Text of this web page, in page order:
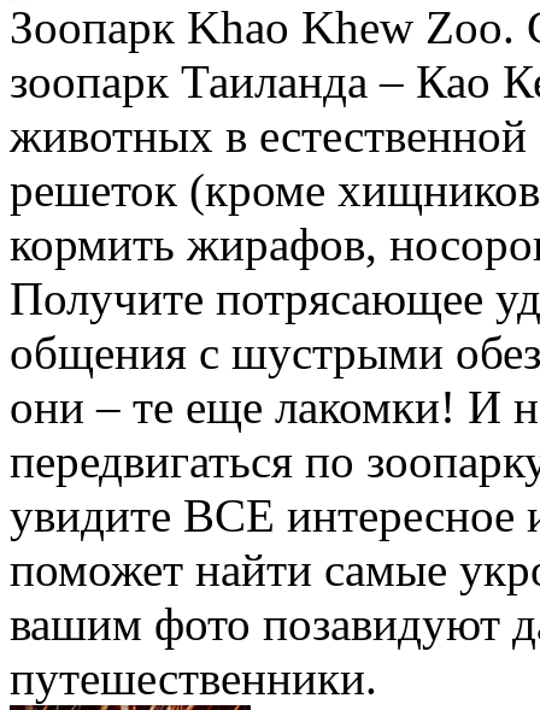
Зоопарк Khao Khew
зоопарк Таиланда – Као
животных в естественной
решеток (кроме
кормить жирафов,
Получите потрясающее
общения с шустрыми
они – те еще лакомки! И
передвигаться по
увидите ВСЕ интересное
поможет найти самые
вашим фото позавидуют
путешественники.